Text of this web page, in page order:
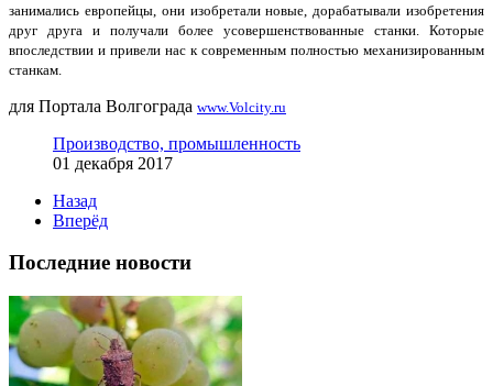
занимались европейцы, они изобретали новые, дорабатывали изобретения
друг друга и получали более усовершенствованные станки. Которые
впоследствии и привели нас к современным полностью механизированным
станкам.
для Портала Волгограда www.Volcity.ru
Производство, промышленность
01 декабря 2017
Назад
Вперёд
Последние новости